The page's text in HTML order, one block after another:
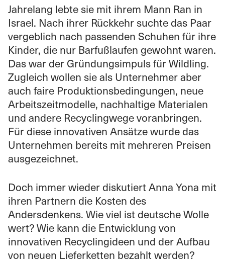
Jahrelang lebte sie mit ihrem Mann Ran in
Israel. Nach ihrer Rückkehr suchte das Paar
vergeblich nach passenden Schuhen für ihre
Kinder, die nur Barfußlaufen gewohnt waren.
Das war der Gründungsimpuls für Wildling.
Zugleich wollen sie als Unternehmer aber
auch faire Produktionsbedingungen, neue
Arbeitszeitmodelle, nachhaltige Materialen
und andere Recyclingwege voranbringen.
Für diese innovativen Ansätze wurde das
Unternehmen bereits mit mehreren Preisen
ausgezeichnet.
Doch immer wieder diskutiert Anna Yona mit
ihren Partnern die Kosten des
Andersdenkens. Wie viel ist deutsche Wolle
wert? Wie kann die Entwicklung von
innovativen Recyclingideen und der Aufbau
von neuen Lieferketten bezahlt werden?